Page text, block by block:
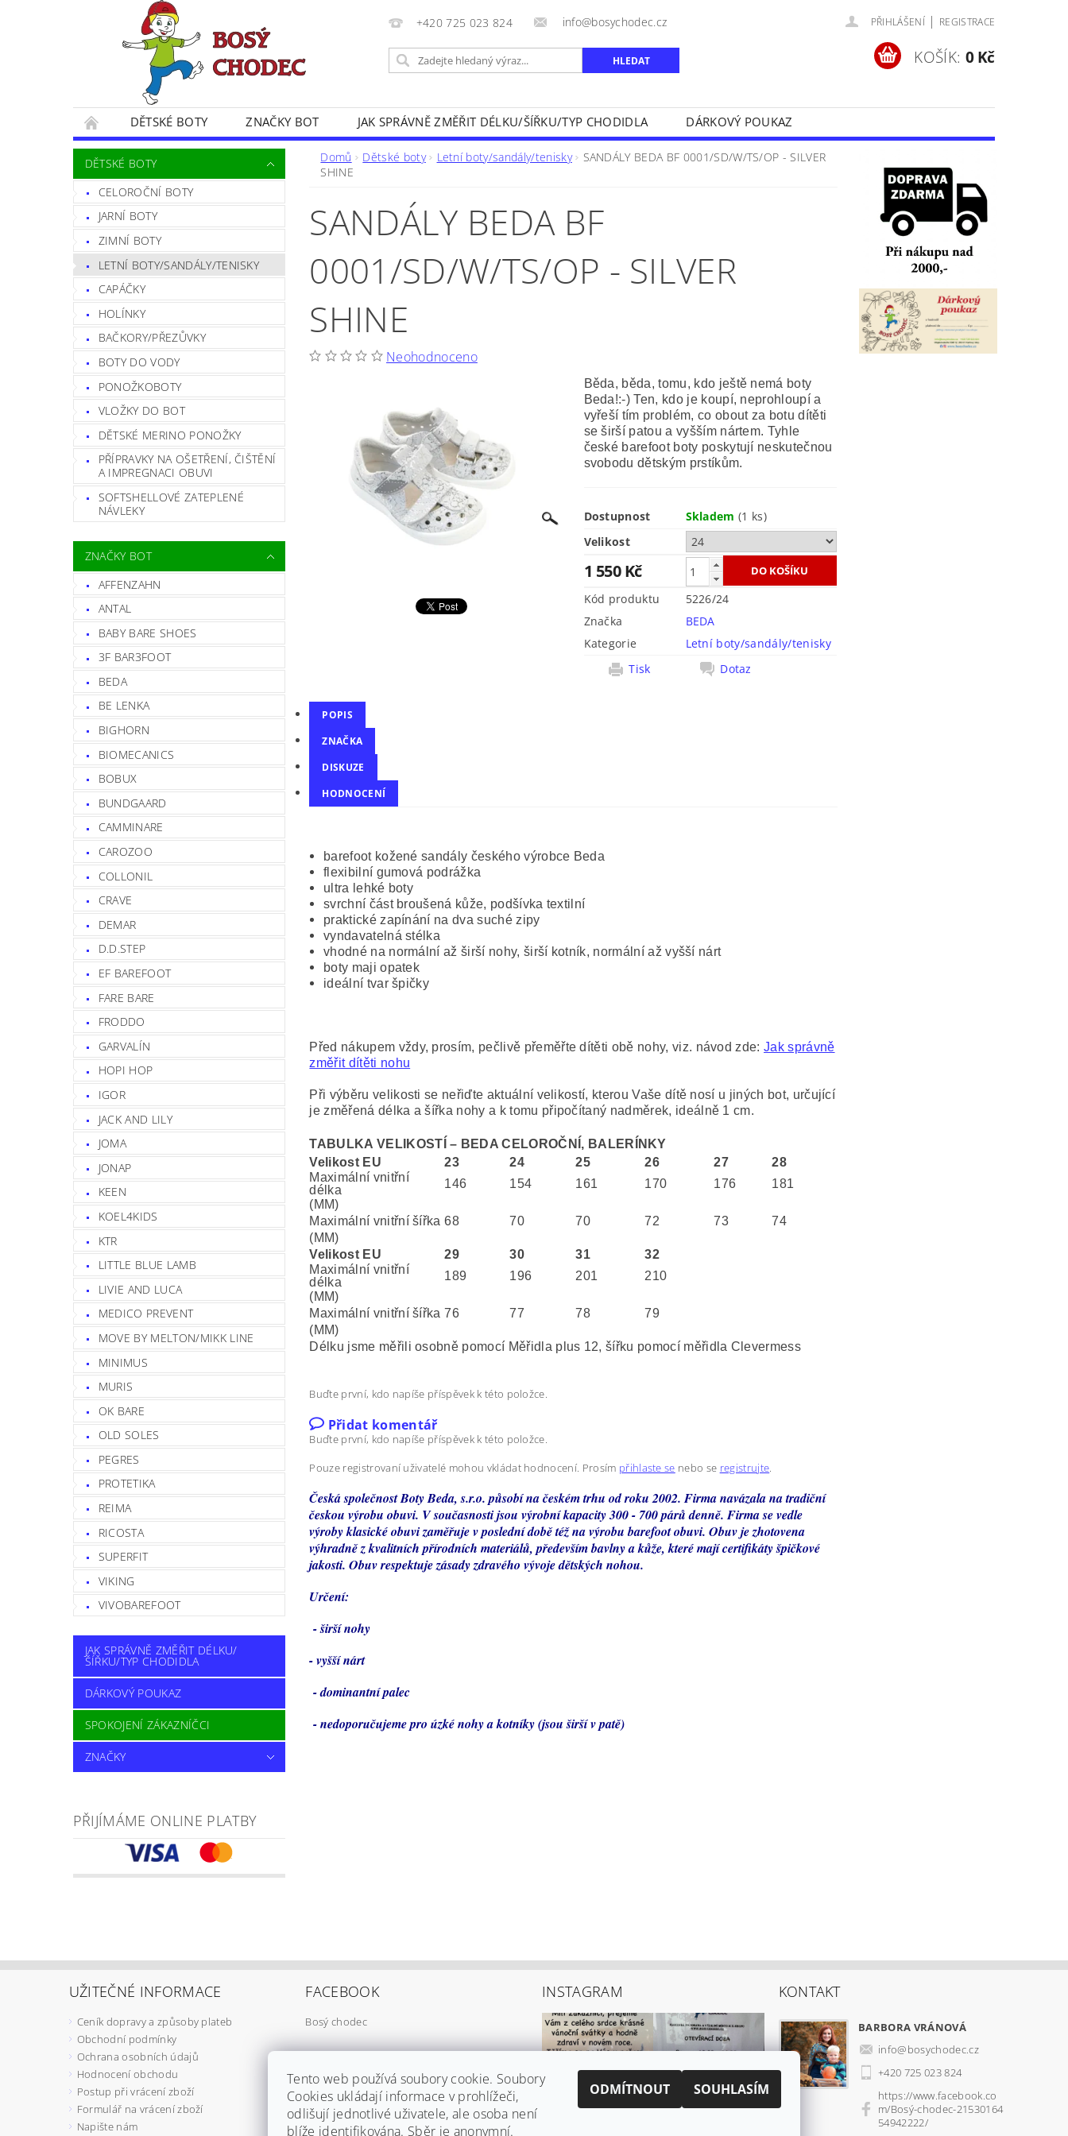
+420 725 023 824 info@bosychodec.cz PŘIHLÁŠENÍ | REGISTRACE
KOŠÍK: 0 Kč
DĚTSKÉ BOTY ZNAČKY BOT JAK SPRÁVNĚ ZMĚŘIT DÉLKU/ŠÍŘKU/TYP CHODIDLA
DÁRKOVÝ POUKAZ
SPOKOJENÍ ZÁKAZNÍČCI
BLOG CENÍK DOPRAVY A ZPŮSOBY PLATEB OBCHODNÍ PODMÍNKY
OCHRANA OSOBNÍCH ÚDAJŮ
POSTUP PŘI VRÁCENÍ ZBOŽÍ
FORMULÁŘ NA VRÁCENÍ ZBOŽÍ
DĚTSKÉ BOTY
CELOROČNÍ BOTY
JARNÍ BOTY
ZIMNÍ BOTY
LETNÍ BOTY/SANDÁLY/TENISKY
CAPÁČKY
HOLÍNKY
BAČKORY/PŘEZŮVKY
BOTY DO VODY
PONOŽKOBOTY
VLOŽKY DO BOT
DĚTSKÉ MERINO PONOŽKY
PŘÍPRAVKY NA OŠETŘENÍ, ČIŠTĚNÍ
A IMPREGNACI OBUVI
SOFTSHELLOVÉ ZATEPLENÉ
NÁVLEKY
ZNAČKY BOT
AFFENZAHN
ANTAL
BABY BARE SHOES
3F BAR3FOOT
BEDA
BE LENKA
BIGHORN
BIOMECANICS
BOBUX
BUNDGAARD
CAMMINARE
CAROZOO
COLLONIL
CRAVE
DEMAR
D.D.STEP
EF BAREFOOT
FARE BARE
FRODDO
GARVALÍN
HOPI HOP
IGOR
JACK AND LILY
JOMA
JONAP
KEEN
KOEL4KIDS
KTR
LITTLE BLUE LAMB
LIVIE AND LUCA
MEDICO PREVENT
MOVE BY MELTON/MIKK LINE
MINIMUS
MURIS
OK BARE
OLD SOLES
PEGRES
PROTETIKA
REIMA
RICOSTA
SUPERFIT
VIKING
VIVOBAREFOOT
JAK SPRÁVNĚ ZMĚŘIT DÉLKU/
ŠÍŘKU/TYP CHODIDLA
DÁRKOVÝ POUKAZ
SPOKOJENÍ ZÁKAZNÍČCI
ZNAČKY
PŘIJÍMÁME ONLINE PLATBY
Domů Dětské boty Letní boty/sandály/tenisky
SANDÁLY BEDA BF 0001/SD/W/TS/OP - SILVER
SHINE
SANDÁLY BEDA BF
0001/SD/W/TS/OP - SILVER
SHINE
Neohodnoceno
Běda, běda, tomu, kdo ještě nemá boty
Beda!:-) Ten, kdo je koupí, neprohloupí a
vyřeší tím problém, co obout za botu dítěti
se širší patou a vyšším nártem. Tyhle
české barefoot boty poskytují neskutečnou
svobodu dětským prstíkům.
Dostupnost Skladem(1 ks)
Velikost
1 550 Kč
Kód produktu
5226/24
Značka
BEDA
Kategorie
Letní boty/sandály/tenisky
Tisk
Dotaz
POPIS
ZNAČKA
DISKUZE
HODNOCENÍ
barefoot kožené sandály českého výrobce Beda
flexibilní gumová podrážka
ultra lehké boty
svrchní část broušená kůže, podšívka textilní
praktické zapínání na dva suché zipy
vyndavatelná stélka
vhodné na normální až širší nohy, širší kotník, normální až vyšší nárt
boty maji opatek
ideální tvar špičky
Před nákupem vždy, prosím, pečlivě přeměřte dítěti obě nohy, viz. návod zde:Jak správně
změřit dítěti nohu
Při výběru velikosti se neřiďte aktuální velikostí, kterou Vaše dítě nosí u jiných bot, určující
je změřená délka a šířka nohy a k tomu připočítaný nadměrek, ideálně 1 cm.
TABULKA VELIKOSTÍ – BEDA CELOROČNÍ, BALERÍNKY
Velikost EU
23 24 25 26 27
28
Maximální vnitřní
délka
146 154 161 170 176
181
(MM)
Maximální vnitřní šířka 68 70 70 72 73
74
(MM)
Velikost EU
29 30 31
32
Maximální vnitřní
délka
189 196 201
210
(MM)
Maximální vnitřní šířka 76 77 78
79
(MM)
Délku jsme měřili osobně pomocí Měřidla plus 12, šířku pomocí měřidla Clevermess
Buďte první, kdo napíše příspěvek k této položce.
Přidat komentář
Buďte první, kdo napíše příspěvek k této položce.
Pouze registrovaní uživatelé mohou vkládat hodnocení. Prosím přihlaste se nebo se registrujte.
Česká společnost Boty Beda, s.r.o. působí na českém trhu od roku 2002. Firma navázala na tradiční
českou výrobu obuvi. V současnosti jsou výrobní kapacity 300 - 700 párů denně. Firma se vedle
výroby klasické obuvi zaměřuje v poslední době též na výrobu barefoot obuvi. Obuv je zhotovena
výhradně z kvalitních přírodních materiálů, především bavlny a kůže, které mají certifikáty špičkové
jakosti. Obuv respektuje zásady zdravého vývoje dětských nohou.
Určení:
- širší nohy
- vyšší nárt
- dominantní palec
- nedoporučujeme pro úzké nohy a kotníky (jsou širší v patě)
UŽITEČNÉ INFORMACE
Ceník dopravy a způsoby plateb
Obchodní podmínky
Ochrana osobních údajů
Hodnocení obchodu
Postup při vrácení zboží
Formulář na vrácení zboží
Napište nám
FACEBOOK
Bosý chodec
INSTAGRAM KONTAKT
BARBORA VRÁNOVÁ
info@bosychodec.cz
+420 725 023 824
https://www.facebook.co
m/Bosý-chodec-21530164
54942222/
Tento web používá soubory cookie. Soubory
Cookies ukládají informace v prohlížeči,
odlišují jednotlivé uživatele, ale osoba není
blíže identifikována. Sběr je anonymní.
ODMÍTNOUT SOUHLASÍM